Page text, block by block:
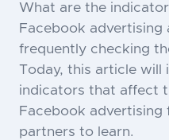
What are the
Facebook advertising
frequently checking
Today, this article will
indicators that affect
Facebook
partners to learn.